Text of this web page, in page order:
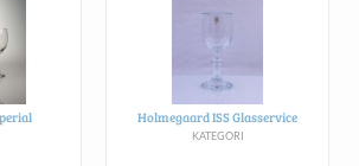
Holmegaard ISS Glasservice
KATEGORI